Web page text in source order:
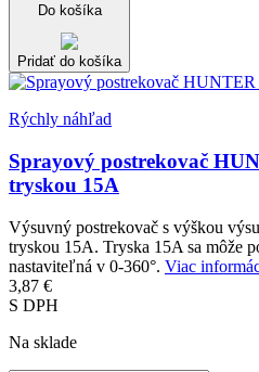
Do košíka
Pridať do košíka
Rýchly náhľad
Sprayový postrekovač
tryskou 15A
Výsuvný postrekovač s výškou
tryskou 15A. Tryska 15A sa môže
nastaviteľná v 0-360°. Viac
3,87 €
S DPH
Na sklade